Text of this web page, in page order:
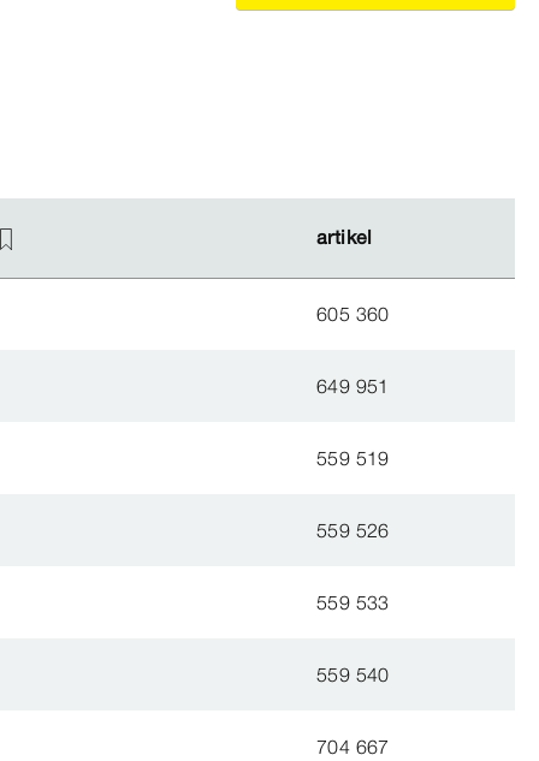
artikel
artikel
605 360
649 951
559 519
559 526
559 533
559 540
704 667